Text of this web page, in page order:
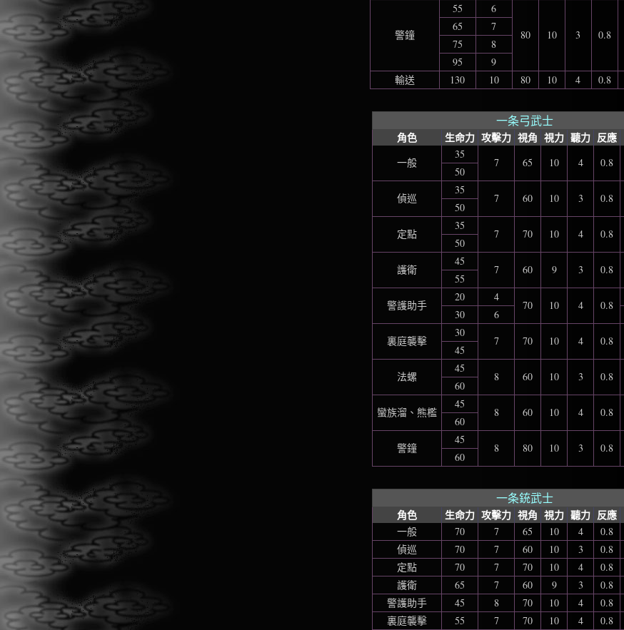
警鐘
55
6
80
10 3 0.8
65
7
75
8
95
9
輸送
130 10 80 10 4 0.8
一条弓武士
角色
生命力 攻擊力 視角 視力 聽力 反應
一般
35
7 65 10 4 0.8
50
偵巡
35
7 60 10 3 0.8
50
定點
35
7 70 10 4 0.8
50
護衛
45
7 60 9 3 0.8
55
警護助手
20 4
70 10 4 0.8
30
6
裏庭襲擊
30
7 70 10 4 0.8
45
法螺
45
8 60 10 3 0.8
60
蠻族溜、熊檻
45
8 60 10 4 0.8
60
警鐘
45
8 80 10 3 0.8
60
一条銃武士
角色
生命力 攻擊力 視角 視力 聽力 反應
一般 70 7 65 10 4 0.8
偵巡
70 7 60 10 3 0.8
定點
70 7 70 10 4 0.8
護衛
65 7 60 9 3 0.8
警護助手
45 8 70 10 4 0.8
裏庭襲擊
55 7 70 10 4 0.8